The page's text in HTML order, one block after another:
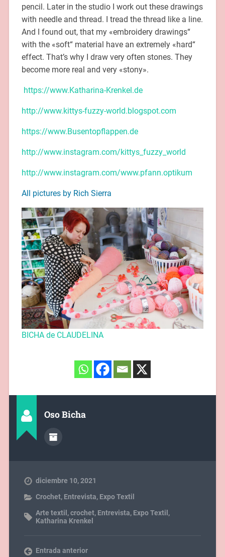
pencil. Later in the studio I work out these drawings
with needle and thread. I tread the thread like a line.
And I found out, that my «embroidery drawings“
with the «soft“ material have an extremely «hard“
effect. That’s why I draw very often stones. They
become more real and very «stony».
https://www.Katharina-Krenkel.de
http://www.kittys-fuzzy-world.blogspot.com
https://www.Busentopflappen.de
http://www.instagram.com/kittys_fuzzy_world
http://www.instagram.com/www.pfann.optikum
All pictures by Rich Sierra
BICHA de CLAUDELINA
Oso Bicha
diciembre 10, 2021
Crochet, Entrevista, Expo Textil
Arte textil ,crochet, Entrevista, Expo Textil ,
Katharina Krenkel
Entrada anterior